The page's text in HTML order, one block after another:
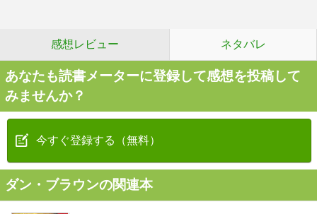
感想レビュー ネタバレ
あなたも読書メーターに登録して感想を投稿して
みませんか？
今すぐ登録する（無料）
ダン・ブラウンの関連本